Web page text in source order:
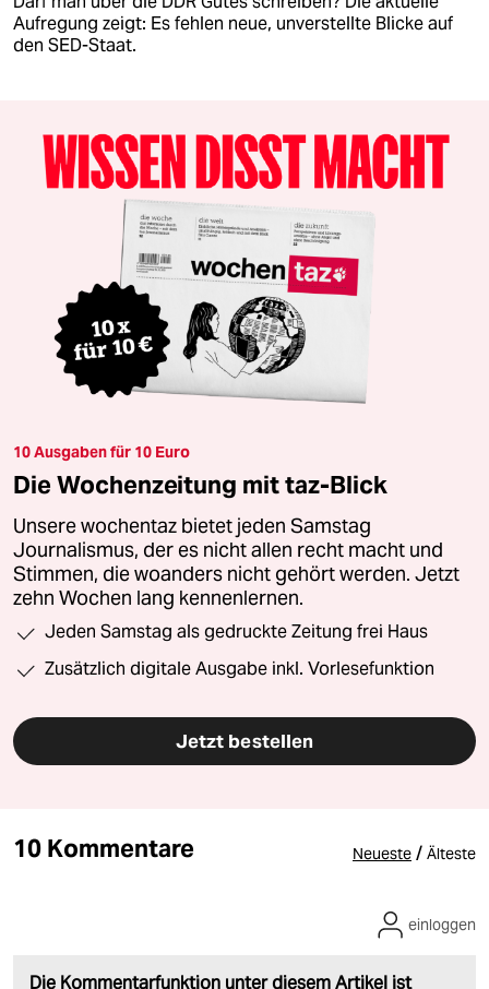
Aufregung zeigt: Es fehlen neue, unverstellte Blicke auf
den SED-Staat.
10 Ausgaben für 10 Euro
Die Wochenzeitung mit taz-Blick
Unsere wochentaz bietet jeden Samstag
Journalismus, der es nicht allen recht macht und
Stimmen, die woanders nicht gehört werden. Jetzt
zehn Wochen lang kennenlernen.
Jeden Samstag als gedruckte Zeitung frei Haus
Zusätzlich digitale Ausgabe inkl. Vorlesefunktion
Jetzt bestellen
10 Kommentare Neueste / Älteste
Die Kommentarfunktion unter diesem Artikel ist
einloggen